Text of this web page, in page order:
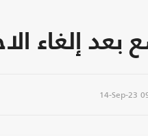
بعد إلغاء
14-Sep-23